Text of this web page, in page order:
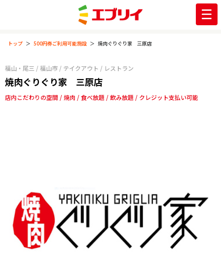
トップ 500円券ご利用可能施設 焼肉ぐりぐり家 三原店
福山・尾三 /福山市 / テイクアウト / レストラン
焼肉ぐりぐり家 三原店
店内こだわりの空間 焼肉 食べ放題 飲み放題 クレジット支払い可能